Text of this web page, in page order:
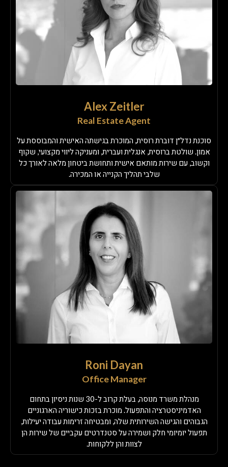
Alex Zeitler
Real Estate Agent
סוכנת נדל״ן דוברת רוסית, המוכרת בגישתה האישית והמבוססת על
אמון. שולטת ברוסית, אנגלית ועברית, ומעניקה ליווי מקצועי, שקוף
וקשוב, עם שירות מותאם אישית ותחושת ביטחון מלאה לאורך כל
שלבי תהליך הקנייה או המכירה.
Roni Dayan
Office Manager
מנהלת משרד מנוסה, בעלת קרוב ל-30 שנות ניסיון בתחום
האדמיניסטרציה והתפעול. מוכרת בזכות כישוריה הארגוניים
הגבוהים והגישה השירותית שלה, ומבטיחה זרימות עבודה יעילות,
תפעול יומיומי חלק ושמירה על סטנדרטים עקביים של שירות הן
לצוות והן ללקוחות.